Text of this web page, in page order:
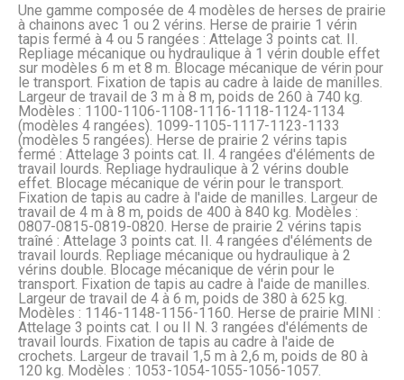
Une gamme composée de 4 modèles de herses de prairie
à chainons avec 1 ou 2 vérins. Herse de prairie 1 vérin
tapis fermé à 4 ou 5 rangées : Attelage 3 points cat. II.
Repliage mécanique ou hydraulique à 1 vérin double effet
sur modèles 6 m et 8 m. Blocage mécanique de vérin pour
le transport. Fixation de tapis au cadre à laide de manilles.
Largeur de travail de 3 m à 8 m, poids de 260 à 740 kg.
Modèles : 1100-1106-1108-1116-1118-1124-1134
(modèles 4 rangées). 1099-1105-1117-1123-1133
(modèles 5 rangées). Herse de prairie 2 vérins tapis
fermé : Attelage 3 points cat. II. 4 rangées d'éléments de
travail lourds. Repliage hydraulique à 2 vérins double
effet. Blocage mécanique de vérin pour le transport.
Fixation de tapis au cadre à l'aide de manilles. Largeur de
travail de 4 m à 8 m, poids de 400 à 840 kg. Modèles :
0807-0815-0819-0820. Herse de prairie 2 vérins tapis
traîné : Attelage 3 points cat. II. 4 rangées d'éléments de
travail lourds. Repliage mécanique ou hydraulique à 2
vérins double. Blocage mécanique de vérin pour le
transport. Fixation de tapis au cadre à l'aide de manilles.
Largeur de travail de 4 à 6 m, poids de 380 à 625 kg.
Modèles : 1146-1148-1156-1160. Herse de prairie MINI :
Attelage 3 points cat. I ou II N. 3 rangées d'éléments de
travail lourds. Fixation de tapis au cadre à l'aide de
crochets. Largeur de travail 1,5 m à 2,6 m, poids de 80 à
120 kg. Modèles : 1053-1054-1055-1056-1057.